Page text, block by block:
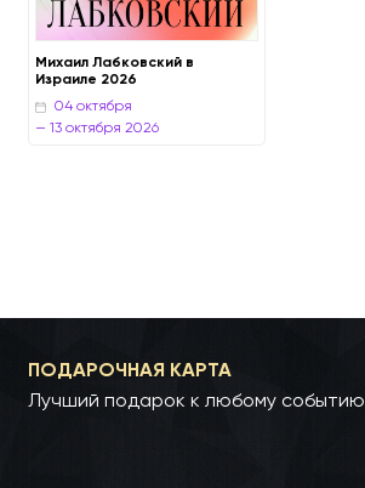
Михаил Лабковский в
Израиле 2026
— 13 октября 2026
ПОДАРОЧНАЯ КАРТА
Лучший подарок к любому событию